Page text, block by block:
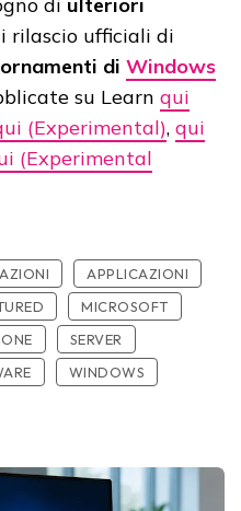
di ulteriori
rilascio ufficiali di
di Windows
su Learn qui
(Experimental), qui
(Experimental
APPLICAZIONI
MICROSOFT
SERVER
WINDOWS